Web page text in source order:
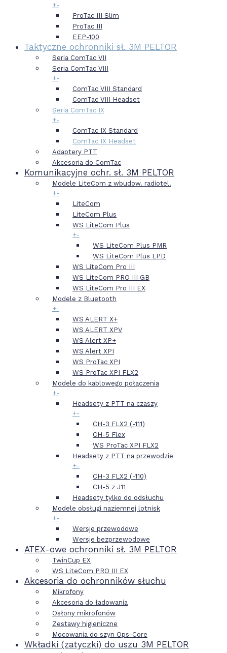
+-
ProTac III Slim
ProTac III
EEP-100
Taktyczne ochronniki sł. 3M PELTOR
Seria ComTac VII
Seria ComTac VIII
+-
ComTac VIII Standard
ComTac VIII Headset
Seria ComTac IX
+-
ComTac IX Standard
ComTac IX Headset
Adaptery PTT
Akcesoria do ComTac
Komunikacyjne ochr. sł. 3M PELTOR
Modele LiteCom z wbudow. radiotel.
+-
LiteCom
LiteCom Plus
WS LiteCom Plus
+-
WS LiteCom Plus PMR
WS LiteCom Plus LPD
WS LiteCom Pro III
WS LiteCom PRO III GB
WS LiteCom Pro III EX
Modele z Bluetooth
+-
WS ALERT X+
WS ALERT XPV
WS Alert XP+
WS Alert XPI
WS ProTac XPI
WS ProTac XPI FLX2
Modele do kablowego połączenia
+-
Headsety z PTT na czaszy
+-
CH-3 FLX2 (-111)
CH-5 Flex
WS ProTac XPI FLX2
Headsety z PTT na przewodzie
+-
CH-3 FLX2 (-110)
CH-5 z J11
Headsety tylko do odsłuchu
Modele obsługi naziemnej lotnisk
+-
Wersje przewodowe
Wersje bezprzewodowe
ATEX-owe ochronniki sł. 3M PELTOR
TwinCup EX
WS LiteCom PRO III EX
Akcesoria do ochronników słuchu
Mikrofony
Akcesoria do ładowania
Osłony mikrofonów
Zestawy higieniczne
Mocowania do szyn Ops-Core
Wkładki (zatyczki) do uszu 3M PELTOR